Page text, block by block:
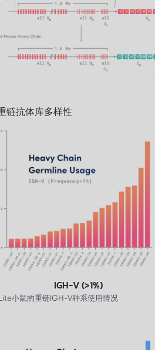
链抗体库多样性
IGH-V (>1%)
小鼠的重链IGH-V种系使用情况